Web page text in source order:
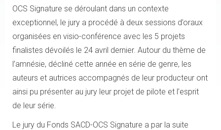
OCS Signature se déroulant dans un contexte
exceptionnel, le jury a procédé à deux sessions d’oraux
organisées en visio-conférence avec les 5 projets
finalistes dévoilés le 24 avril dernier. Autour du thème de
l’amnésie, décliné cette année en série de genre, les
auteurs et autrices accompagnés de leur producteur ont
ainsi pu présenter au jury leur projet de pilote et l’esprit
de leur série.
Le jury du Fonds SACD-OCS Signature a par la suite